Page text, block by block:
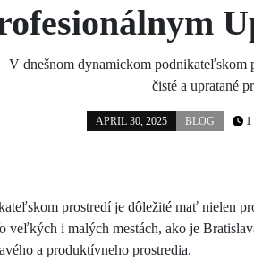
V dnešnom dynamickom podnikateľskom
čisté a upratané
APRIL 30, 2025 BLOG 1
prostredí je dôležité mať nielen
veľkých i malých mestách, ako je
a produktívneho prostredia.